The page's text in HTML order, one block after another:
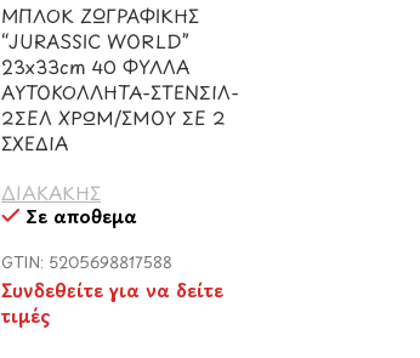
ΜΠΛΟΚ ΖΩΓΡΑΦΙΚΗΣ
“JURASSIC WORLD”
23x33cm 40 ΦΥΛΛΑ
ΑΥΤΟΚΟΛΛΗΤΑ-ΣΤΕΝΣΙΛ-
2ΣΕΛ ΧΡΩΜ/ΣΜΟΥ ΣΕ 2
ΣΧΕΔΙΑ
ΔΙΑΚΑΚΗΣ
Σε απόθεμα
GTIN: 5205698817588
Συνδεθείτε για να δείτε
τιμές